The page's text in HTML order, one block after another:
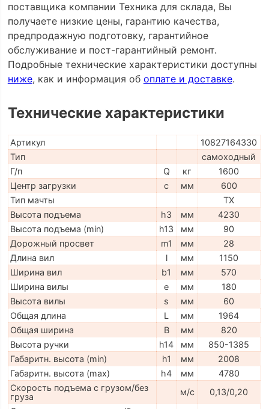
поставщика компании Техника для склада, Вы
получаете низкие цены, гарантию качества,
предпродажную подготовку, гарантийное
обслуживание и пост-гарантийный ремонт.
Подробные технические характеристики доступны
ниже, как и информация об оплате и доставке.
Технические характеристики
Артикул
10827164330
Тип
самоходный
Г/п
Q кг
1600
Центр загрузки
c мм
600
Тип мачты
TX
Высота подъема
h3 мм
4230
Высота подъема (min)
h13 мм
90
Дорожный просвет
m1 мм
28
Длина вил
l мм
1150
Ширина вил
b1 мм
570
Ширина вилы
e мм
180
Высота вилы
s мм
60
Общая длина
L мм
1964
Общая ширина
B мм
820
Высота ручки
h14 мм
850-1385
Габаритн. высота (min)
h1 мм
2008
Габаритн. высота (max)
h4 мм
4780
Скорость подъема с грузом/без
груза
м/с
0,13/0,20